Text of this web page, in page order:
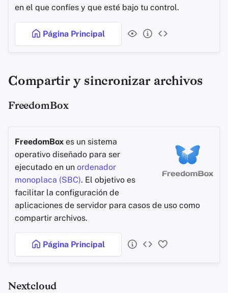
Agregadores de Noticias
Blocs de Notas
Administradores de
Comunicación en Tiempo
Real
Redes Sociales
en el que confíes y que esté bajo tu control.
Página Principal
Compartir y sincronizar archivos
FreedomBox
FreedomBox es un sistema
operativo diseñado para ser
ejecutado en un ordenador
monoplaca (SBC). El objetivo es
facilitar la configuración de
aplicaciones de servidor para casos de uso como
compartir archivos.
Página Principal
Nextcloud